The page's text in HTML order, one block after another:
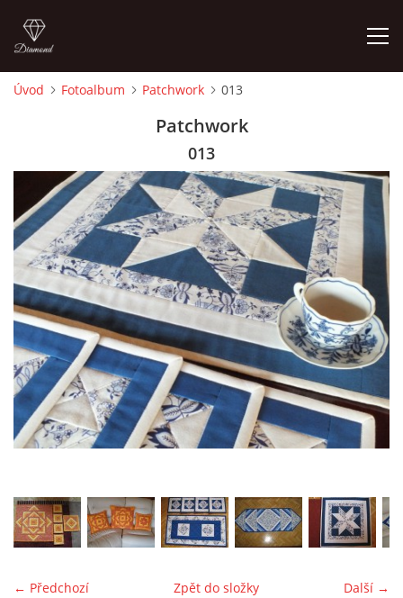
CEDULKY
MOJE POSLEDNÍ PRÁCE
jk-laguna@seznam.cz
Úvod Fotoalbum Patchwork 013
Patchwork
013
← Předchozí Další →
Zpět do složky